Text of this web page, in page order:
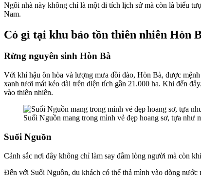
Ngôi nhà này không chỉ là một di tích lịch sử mà còn là biểu
Nam.
Có gì tại khu bảo tồn thiên nhiên Hòn
Rừng nguyên sinh Hòn Bà
Với khí hậu ôn hòa và lượng mưa dồi dào, Hòn Bà, được
xanh tươi mát kéo dài trên diện tích gần 21.000 ha. Khi đến
vào thiên nhiên.
Suối Nguồn mang trong mình vẻ đẹp hoang sơ, tựa
Suối Nguồn
Cảnh sắc nơi đây không chỉ làm say đắm lòng người mà còn
Đến với Suối Nguồn, du khách có thể thả mình vào dòng nước